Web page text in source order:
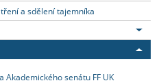
a sdělení tajemníka
Akademického senátu FF UK